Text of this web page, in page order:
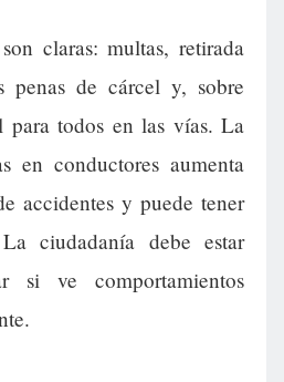
claras: multas, retirada
penas de cárcel y, sobre
para todos en las vías. La
en conductores aumenta
accidentes y puede tener
ciudadanía debe estar
si ve comportamientos